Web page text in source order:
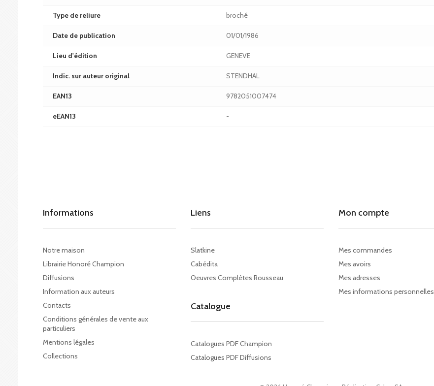
Type de reliure broché
Date de publication 01/01/1986
Lieu d'édition GENEVE
Indic. sur auteur original STENDHAL
EAN13 9782051007474
eEAN13 -
Informations
Notre maison
Librairie Honoré Champion
Diffusions
Information aux auteurs
Contacts
Conditions générales de vente aux
particuliers
Mentions légales
Collections
Liens
Slatkine
Cabédita
Oeuvres Complètes Rousseau
Catalogue
Catalogues PDF Champion
Catalogues PDF Diffusions
Mon compte
Mes commandes
Mes avoirs
Mes adresses
Mes informations personnelles